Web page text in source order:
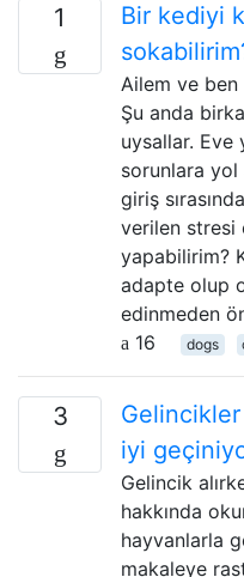
1
Bir kediyi
Ailem ve ben
Şu anda
uysallar. Eve
sorunlara
giriş
verilen stresi
yapabilirim?
adapte olup
edinmeden
16
dogs
3
iyi
Gelincik
hakkında
hayvanlarla
makaleye